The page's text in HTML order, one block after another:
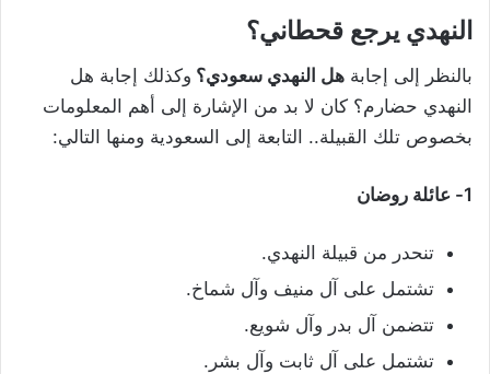
النهدي يرجع قحطاني؟
بالنظر إلى إجابة هل النهدي سعودي؟ وكذلك إجابة هل
النهدي حضارم؟ كان لا بد من الإشارة إلى أهم المعلومات
بخصوص تلك القبيلة.. التابعة إلى السعودية ومنها التالي:
1- عائلة روضان
تنحدر من قبيلة النهدي.
تشتمل على آل منيف وآل شماخ.
تتضمن آل بدر وآل شويع.
تشتمل على آل ثابت وآل بشر.